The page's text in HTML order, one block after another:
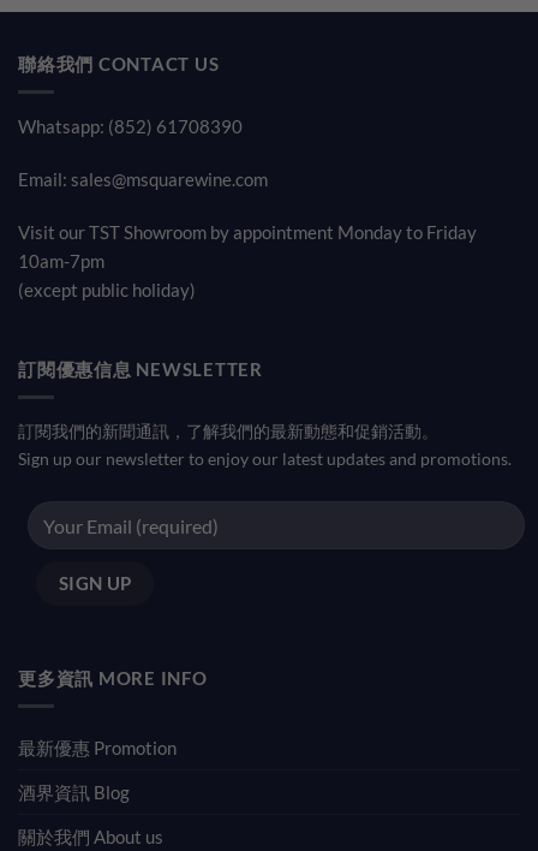
聯絡我們 CONTACT US
Whatsapp: (852) 61708390
Email: sales@msquarewine.com
Visit our TST Showroom by appointment Monday to Friday
10am-7pm
(except public holiday)
訂閱優惠信息 NEWSLETTER
訂閱我們的新聞通訊，了解我們的最新動態和促銷活動。
Sign up our newsletter to enjoy our latest updates and promotions.
更多資訊 MORE INFO
最新優惠 Promotion
酒界資訊 Blog
關於我們 About us